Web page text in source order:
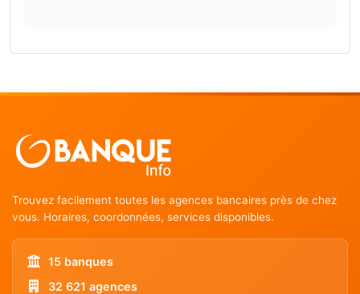
Trouvez facilement toutes les agences bancaires près de chez
vous. Horaires, coordonnées, services disponibles.
15 banques
32 621 agences